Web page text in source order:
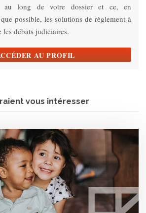
au long de votre dossier et ce, en
possible, les solutions de règlement à
débats judiciaires.
AU PROFIL
vous intéresser